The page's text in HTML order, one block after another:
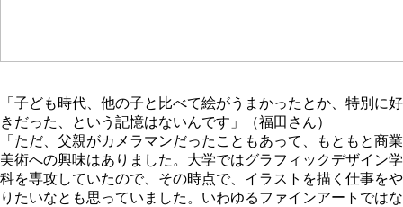
「子ども時代、他の子と比べて絵がうまかったとか、特別に好
きだった、という記憶はないんです」（福田さん）
「ただ、父親がカメラマンだったこともあって、もともと商業
美術への興味はありました。大学ではグラフィックデザイン学
科を専攻していたので、その時点で、イラストを描く仕事をや
りたいなとも思っていました。いわゆるファインアートではな